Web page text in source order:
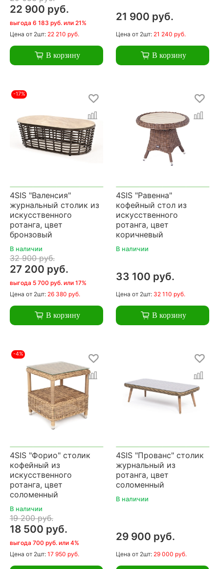
22 900 руб.
выгода 6 183 руб. или 21%
Цена от 2шт: 22 210 руб.
В корзину
21 900 руб.
Цена от 2шт: 21 240 руб.
В корзину
-17%
4SIS "Валенсия"
журнальный столик из
искусственного
ротанга, цвет
бронзовый
В наличии
32 900 руб.
27 200 руб.
выгода 5 700 руб. или 17%
Цена от 2шт: 26 380 руб.
В корзину
4SIS "Равенна"
кофейный стол из
искусственного
ротанга, цвет
коричневый
В наличии
33 100 руб.
Цена от 2шт: 32 110 руб.
В корзину
-4%
4SIS "Форио" столик
кофейный из
искусственного
ротанга, цвет
соломенный
В наличии
19 200 руб.
18 500 руб.
выгода 700 руб. или 4%
Цена от 2шт: 17 950 руб.
4SIS "Прованс" столик
журнальный из
ротанга, цвет
соломенный
В наличии
29 900 руб.
Цена от 2шт: 29 000 руб.